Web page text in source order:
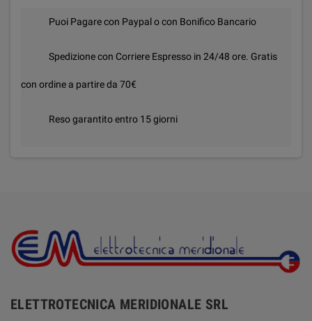
Puoi Pagare con Paypal o con Bonifico Bancario
Spedizione con Corriere Espresso in 24/48 ore. Gratis
con ordine a partire da 70€
Reso garantito entro 15 giorni
ELETTROTECNICA MERIDIONALE SRL